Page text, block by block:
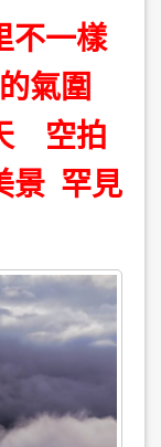
不一樣
氣圍
空拍
景 罕見